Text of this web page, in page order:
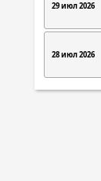
29 июл 2026
28 июл 2026